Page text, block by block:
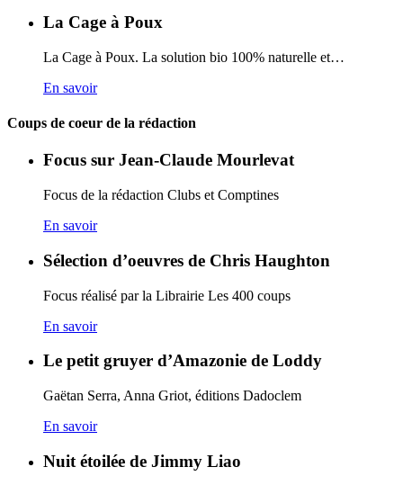
La Cage à Poux
La Cage à Poux. La solution bio 100% naturelle et…
En savoir
Coups de coeur de la rédaction
Focus sur Jean-Claude Mourlevat
Focus de la rédaction Clubs et Comptines
En savoir
Sélection d’oeuvres de Chris Haughton
Focus réalisé par la Librairie Les 400 coups
En savoir
Le petit gruyer d’Amazonie de Loddy
Gaëtan Serra, Anna Griot, éditions Dadoclem
En savoir
Nuit étoilée de Jimmy Liao